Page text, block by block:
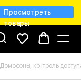
Просмотреть
товары
Домофоны, контроль